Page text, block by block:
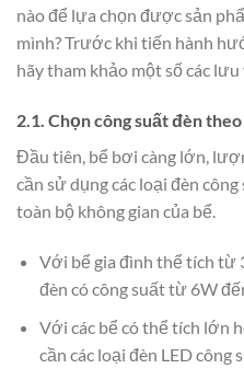
nào để lựa chọn được sản
mình? Trước khi tiến hành
hãy tham khảo một số các lưu
2.1. Chọn công suất đèn
Đầu tiên, bể bơi càng lớn,
cần sử dụng các loại đèn
toàn bộ không gian của bể.
Với bể gia đình thể tích từ
đèn có công suất từ 6W
Với các bể có thể tích lớn
cần các loại đèn LED